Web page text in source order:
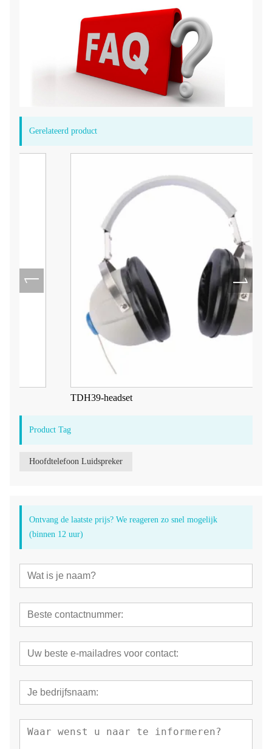
Gerelateerd product
TDH39-headset
Product Tag
Hoofdtelefoon Luidspreker
Ontvang de laatste prijs? We reageren zo snel mogelijk
(binnen 12 uur)